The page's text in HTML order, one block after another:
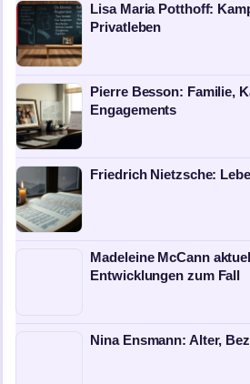
Lisa Maria Potthoff:
Privatleben
Pierre Besson: Familie,
Engagements
Friedrich Nietzsche:
Madeleine McCann
Entwicklungen zum Fall
Nina Ensmann: Alter,